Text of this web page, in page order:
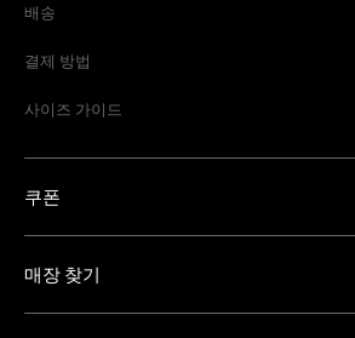
배송
결제 방법
사이즈 가이드
쿠폰
매장 찾기